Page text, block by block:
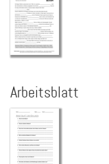
Arbeitsblatt